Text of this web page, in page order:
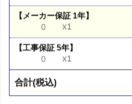
【メーカー保証 1年】
0
x1
【工事保証 5年】
0
x1
合計(税込)